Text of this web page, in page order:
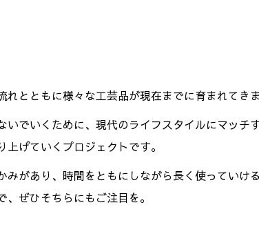
とともに様々な工芸品が現在までに育まれてきま
いでいくために、現代のライフスタイルにマッチ
げていくプロジェクトです。
があり、時間をともにしながら長く使っていけ
ぜひそちらにもご注目を。